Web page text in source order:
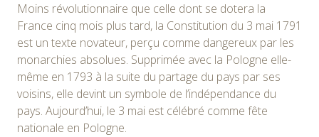
Moins révolutionnaire que celle dont se dotera la
France cinq mois plus tard, la Constitution du 3 mai 1791
est un texte novateur, perçu comme dangereux par les
monarchies absolues. Supprimée avec la Pologne elle-
même en 1793 à la suite du partage du pays par ses
voisins, elle devint un symbole de l’indépendance du
pays. Aujourd’hui, le 3 mai est célébré comme fête
nationale en Pologne.